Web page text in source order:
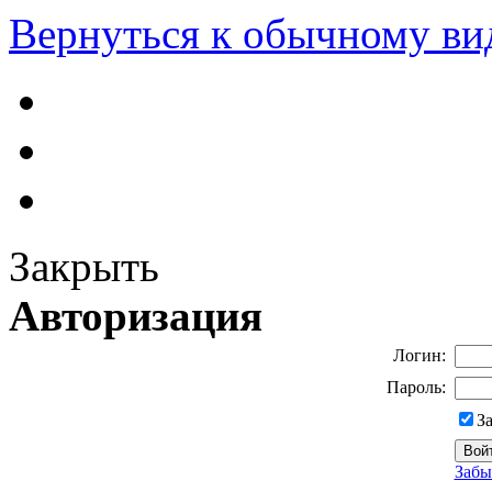
Вернуться к обычному
Закрыть
Авторизация
Логин:
Пароль: